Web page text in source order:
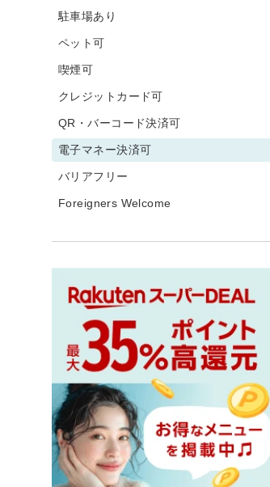
駐車場あり
ペット可
喫煙可
クレジットカード可
QR・バーコード決済可
電子マネー決済可
バリアフリー
Foreigners Welcome